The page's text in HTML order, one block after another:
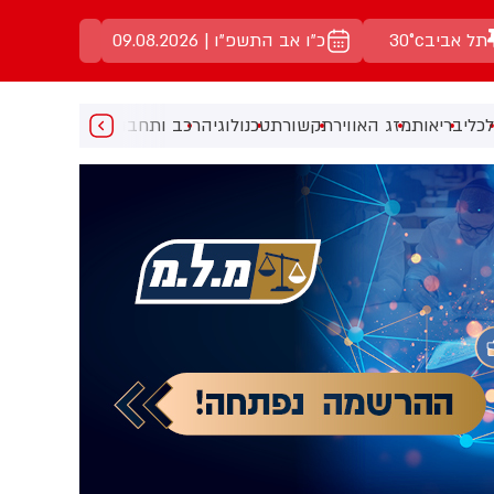
תל אביב30°c כ"ו אב התשפ"ו | 09.08.2026
בריאותמזג האווירתקשורתטכנולוגיהרכב ותחבורהמעניין